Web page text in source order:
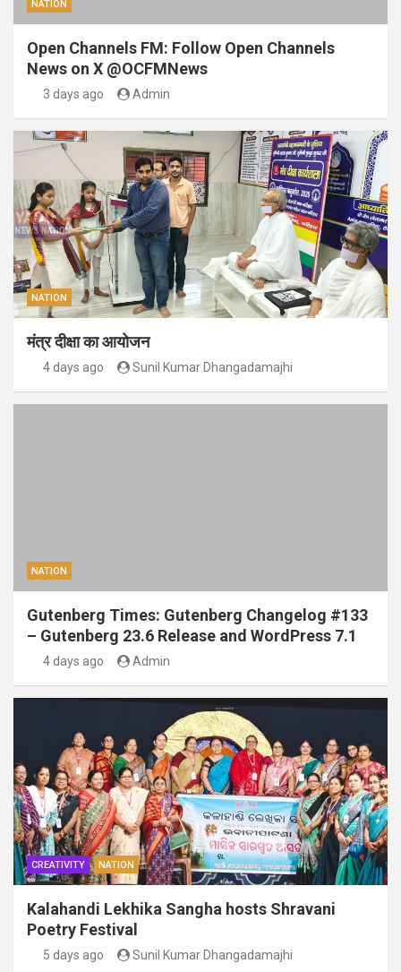
NATION
Open Channels FM: Follow Open Channels
News on X @OCFMNews
3 days ago Admin
NATION
मंत्र दीक्षा का आयोजन
4 days ago Sunil Kumar Dhangadamajhi
NATION
Gutenberg Times: Gutenberg Changelog #133
– Gutenberg 23.6 Release and WordPress 7.1
4 days ago Admin
CREATIVITY NATION
Kalahandi Lekhika Sangha hosts Shravani
Poetry Festival
5 days ago Sunil Kumar Dhangadamajhi